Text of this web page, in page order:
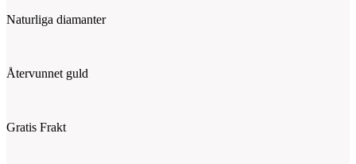
Naturliga diamanter
Återvunnet guld
Gratis Frakt